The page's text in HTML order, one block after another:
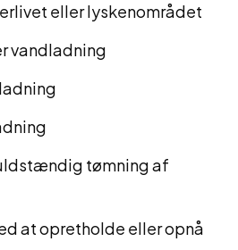
eller lyskenområdet
vandladning
tømning af
at opretholde eller opnå